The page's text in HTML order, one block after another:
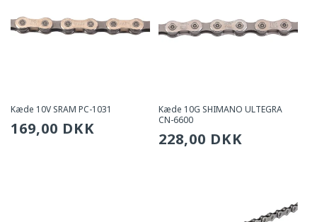
Kæde 10V SRAM PC-1031
Sædvanlig
169,00 DKK
Kæde 10G SHIMANO ULTEGRA
CN-6600
Sædvanlig
228,00 DKK